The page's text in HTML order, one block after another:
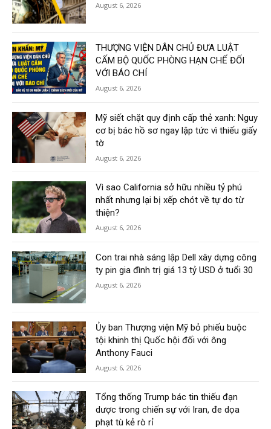
August 6, 2026
THƯỢNG VIỆN DÂN CHỦ ĐƯA LUẬT
CẤM BỘ QUỐC PHÒNG HẠN CHẾ ĐỐI
VỚI BÁO CHÍ
August 6, 2026
Mỹ siết chặt quy định cấp thẻ xanh: Nguy
cơ bị bác hồ sơ ngay lập tức vì thiếu giấy
tờ
August 6, 2026
Vì sao California sở hữu nhiều tỷ phú
nhất nhưng lại bị xếp chót về tự do từ
thiện?
August 6, 2026
Con trai nhà sáng lập Dell xây dựng công
ty pin gia đình trị giá 13 tỷ USD ở tuổi 30
August 6, 2026
Ủy ban Thượng viện Mỹ bỏ phiếu buộc
tội khinh thị Quốc hội đối với ông
Anthony Fauci
August 6, 2026
Tổng thống Trump bác tin thiếu đạn
dược trong chiến sự với Iran, đe dọa
phạt tù kẻ rò rỉ